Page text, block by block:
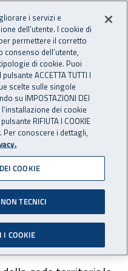
Apri cerca
della
la festività
2025 restano
Olbia.
i servizi e
dell’utente. I cookie di
permettere il corretto
dell’utente,
di cookie. Puoi
ACCETTA TUTTI I
scelte sulle singole
su IMPOSTAZIONI DEI
dei cookie
RIFIUTA I COOKIE
Per conoscere i dettagli,
COOKIE
TECNICI
I COOKIE